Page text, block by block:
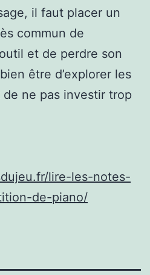
il faut placer un
commun de
et de perdre son
être d’explorer les
de ne pas investir trop
lire-les-notes-
de-piano/